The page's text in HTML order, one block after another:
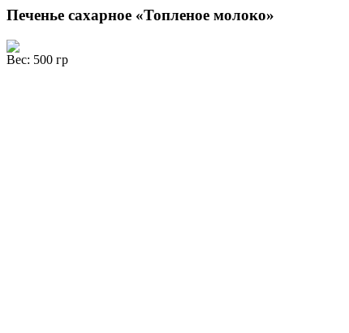
Печенье сахарное «Топленое молоко»
Вес: 500 гр